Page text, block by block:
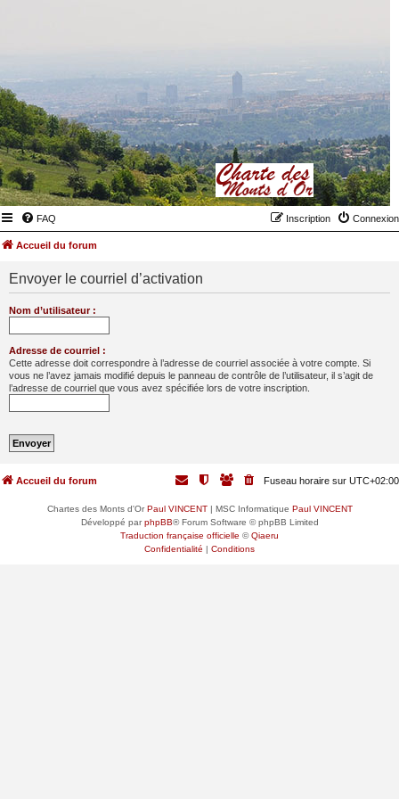
FAQ Connexion
Inscription
Accueil du forum
Envoyer le courriel d’activation
Nom d’utilisateur :
Adresse de courriel :
Cette adresse doit correspondre à l’adresse de courriel associée à votre compte. Si
vous ne l’avez jamais modifié depuis le panneau de contrôle de l’utilisateur, il s’agit de
l’adresse de courriel que vous avez spécifiée lors de votre inscription.
Accueil du forum Fuseau horaire sur UTC+02:00
Chartes des Monts d'OrPaul VINCENT| MSC Informatique Paul VINCENT
Développé parphpBB® Forum Software © phpBB Limited
Traduction française officielle ©Qiaeru
Confidentialité | Conditions